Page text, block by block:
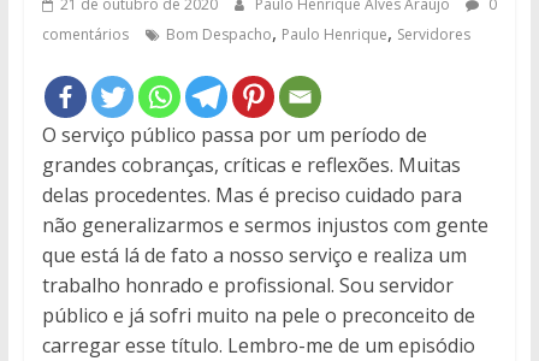
21 de outubro de 2020 Paulo Henrique Alves Araújo
0
comentários
Bom Despacho, Paulo Henrique, Servidores
O serviço público passa por um período de
grandes cobranças, críticas e reflexões. Muitas
delas procedentes. Mas é preciso cuidado para
não generalizarmos e sermos injustos com gente
que está lá de fato a nosso serviço e realiza um
trabalho honrado e profissional. Sou servidor
público e já sofri muito na pele o preconceito de
carregar esse título. Lembro-me de um episódio